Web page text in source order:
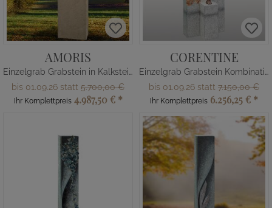
AMORIS
Einzelgrab Grabstein in Kalkstein & Bronze mit Fenster / Stelenform
bis 01.09.26 statt 5.700,00 €
Ihr Komplettpreis 4.987,50 € *
CORENTINE
Einzelgrab Grabstein Kombination
bis 01.09.26 statt 7.150,00 €
Ihr Komplettpreis 6.256,25 € *